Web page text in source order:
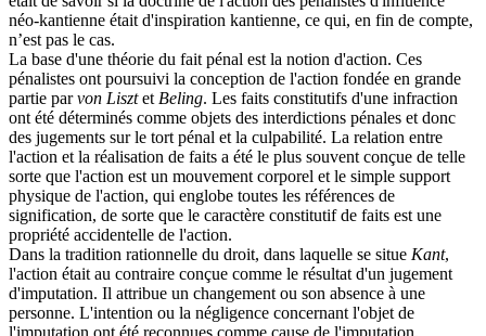
néo-kantienne était d'inspiration kantienne, ce qui, en fin de compte,
n’est pas le cas.
La base d'une théorie du fait pénal est la notion d'action. Ces
pénalistes ont poursuivi la conception de l'action fondée en grande
partie parvon Lisztet Beling. Les faits constitutifs d'une infraction
ont été déterminés comme objets des interdictions pénales et donc
des jugements sur le tort pénal et la culpabilité. La relation entre
l'action et la réalisation de faits a été le plus souvent conçue de telle
sorte que l'action est un mouvement corporel et le simple support
physique de l'action, qui englobe toutes les références de
signification, de sorte que le caractère constitutif de faits est une
propriété accidentelle de l'action.
Dans la tradition rationnelle du droit, dans laquelle se situe Kant,
l'action était au contraire conçue comme le résultat d'un jugement
d'imputation. Il attribue un changement ou son absence à une
personne. L'intention ou la négligence concernant l'objet de
l'imputation ont été reconnues comme cause de l'imputation.